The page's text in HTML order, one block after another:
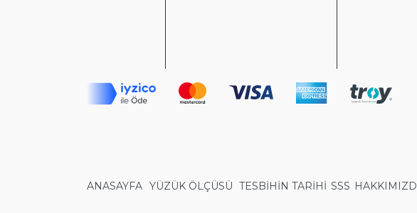
ANASAYFA YÜZÜK ÖLÇÜSÜ TESBİHİN TARİHİ SSS